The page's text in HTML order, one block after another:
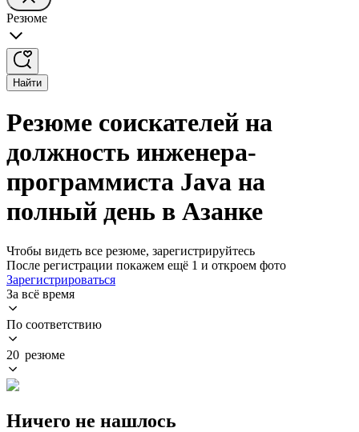
Резюме
Найти
Резюме соискателей на
должность инженера-
программиста Java на
полный день в Азанке
Чтобы видеть все резюме, зарегистрируйтесь
После регистрации покажем ещё 1 и откроем фото
Зарегистрироваться
За всё время
По соответствию
20 резюме
Ничего не нашлось